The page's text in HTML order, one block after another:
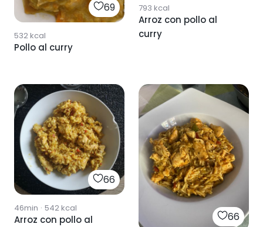
69
532kcal
Pollo al curry
793 kcal
Arroz con pollo al
curry
66
46min · 542kcal
Arroz con pollo al
66